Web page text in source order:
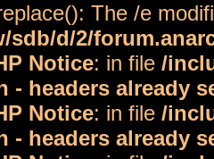
The /e
sdb/d/2/
Notice: in file /
- headers already
Notice: in file /
- headers already